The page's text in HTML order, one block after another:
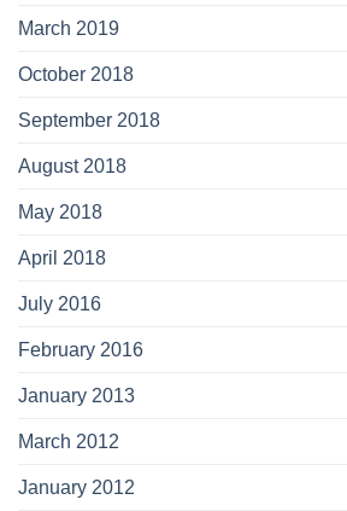
March 2019
October 2018
September 2018
August 2018
May 2018
April 2018
July 2016
February 2016
January 2013
March 2012
January 2012